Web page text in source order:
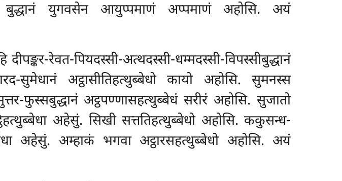
बुद्धानं युगवसेन आयुप्पमाणं अप्पमाणं अहोसि. अयं
रेवत-पियदस्सी-अत्थदस्सी-धम्मदस्सी-विपस्सीबुद्धानं
सुमेधानं अट्ठासीतिहत्थुब्बेधो कायो अहोसि. सुमनस्स
फुस्सबुद्धानं अट्ठपण्णासहत्थुब्बेधंसरीरं अहोसि. सुजातो
अहेसुं. सिखी सत्ततिहत्थुब्बेधो अहोसि. ककुसन्ध-
अहेसुं. अम्हाकं भगवा अट्ठारसहत्थुब्बेधो अहोसि. अयं